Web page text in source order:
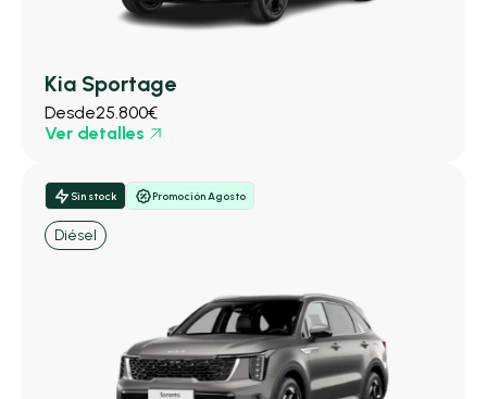
Kia Sportage
Desde25.800€
Ver detalles
Sin stock Promoción Agosto
Diésel